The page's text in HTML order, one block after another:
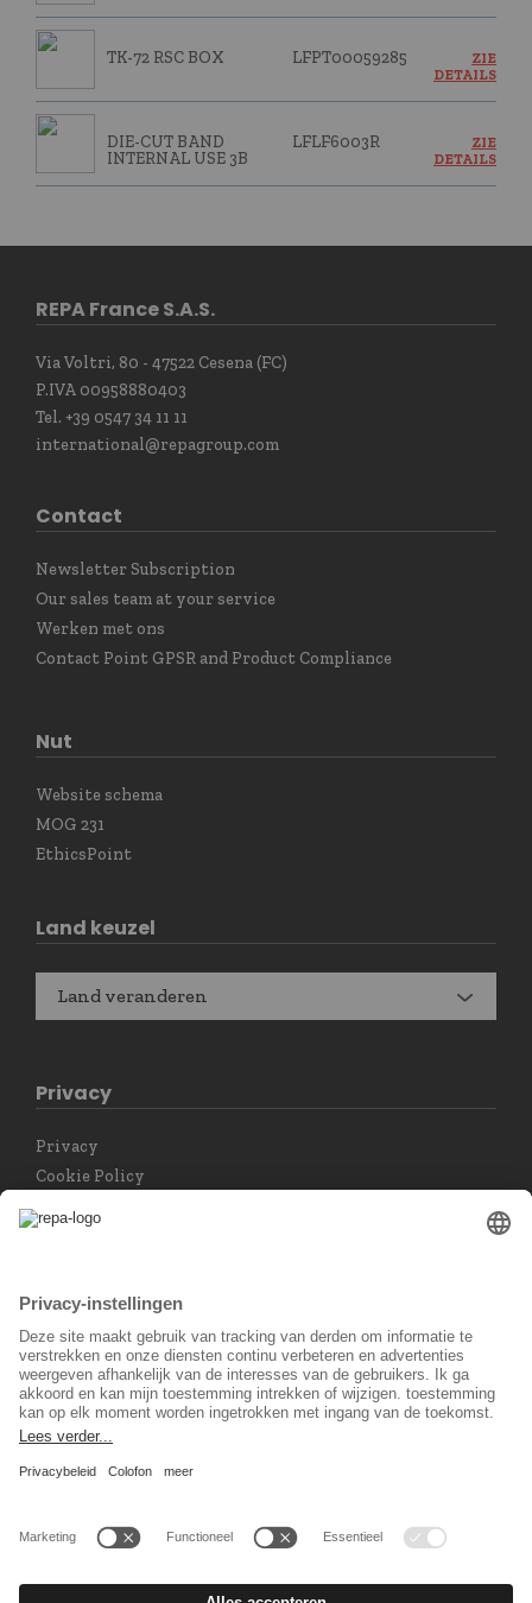
TK-72 RSC BOX LFPT00059285
ZIE
DETAILS
DIE-CUT BAND
INTERNAL USE 3B
LFLF6003R
ZIE
DETAILS
REPA France S.A.S.
Via Voltri, 80 - 47522 Cesena (FC)
P.IVA 00958880403
Tel. +39 0547 34 11 11
international@repagroup.com
Contact
Newsletter Subscription
Our sales team at your service
Werken met ons
Contact Point GPSR and Product Compliance
Nut
Website schema
MOG 231
EthicsPoint
Land keuzel
Land veranderen
Privacy
Privacy
Cookie Policy
Nederlands
Sociaal Netwerk
© 2026 REPA Holding GmbH. All rights reserved